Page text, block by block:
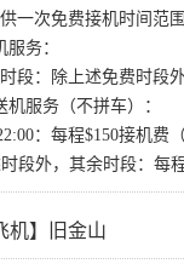
一次免费接机时间范
务：
段：除上述免费时段
机服务（不拼车）：
：每程$150接机
段外，其余时段：每
机】旧金山